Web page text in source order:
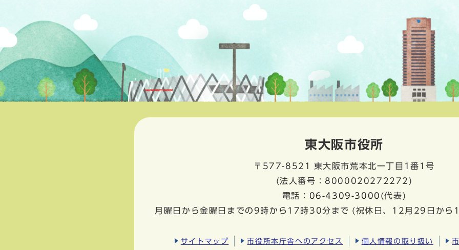
東大阪市役所
〒577-8521
東大阪市荒本北一丁目1番1号
(法人番号：8000020272272)
電話： 06-4309-3000 (代表)
月曜日から金曜日までの9時から17時30分まで (祝休日、12月29日から
サイトマップ 市役所本庁舎へのアクセス 個人情報の取り扱い